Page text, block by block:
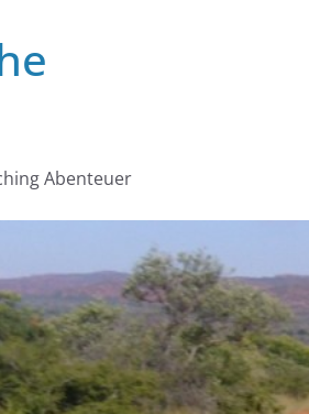
Abenteuer